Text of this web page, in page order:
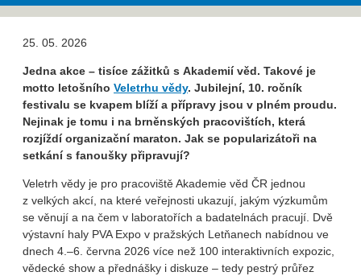
25. 05. 2026
Jedna akce – tisíce zážitků s Akademií věd. Takové je
motto letošního Veletrhu vědy. Jubilejní, 10. ročník
festivalu se kvapem blíží a přípravy jsou v plném proudu.
Nejinak je tomu i na brněnských pracovištích, která
rozjíždí organizační maraton. Jak se popularizátoři na
setkání s fanoušky připravují?
Veletrh vědy je pro pracoviště Akademie věd ČR jednou
z velkých akcí, na které veřejnosti ukazují, jakým výzkumům
se věnují a na čem v laboratořích a badatelnách pracují. Dvě
výstavní haly PVA Expo v pražských Letňanech nabídnou ve
dnech 4.–6. června 2026 více než 100 interaktivních expozic,
vědecké show a přednášky i diskuze – tedy pestrý průřez